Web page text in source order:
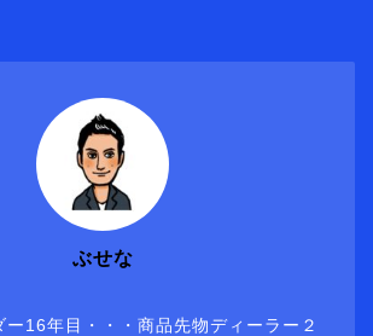
ぶせな
ー16年目・・・商品先物ディーラー２